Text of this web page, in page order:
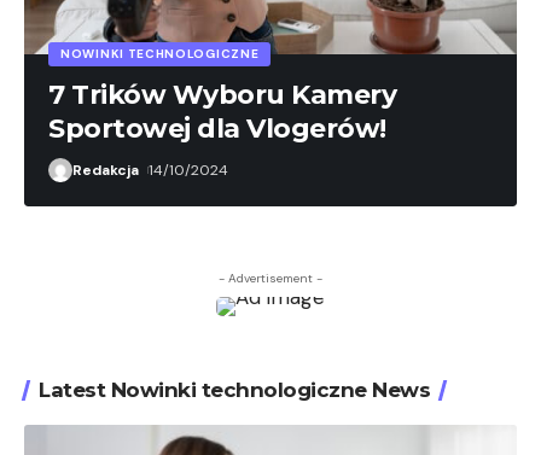
NOWINKI TECHNOLOGICZNE
7 Trików Wyboru Kamery
Sportowej dla Vlogerów!
Redakcja 14/10/2024
- Advertisement -
Latest Nowinki technologiczne News